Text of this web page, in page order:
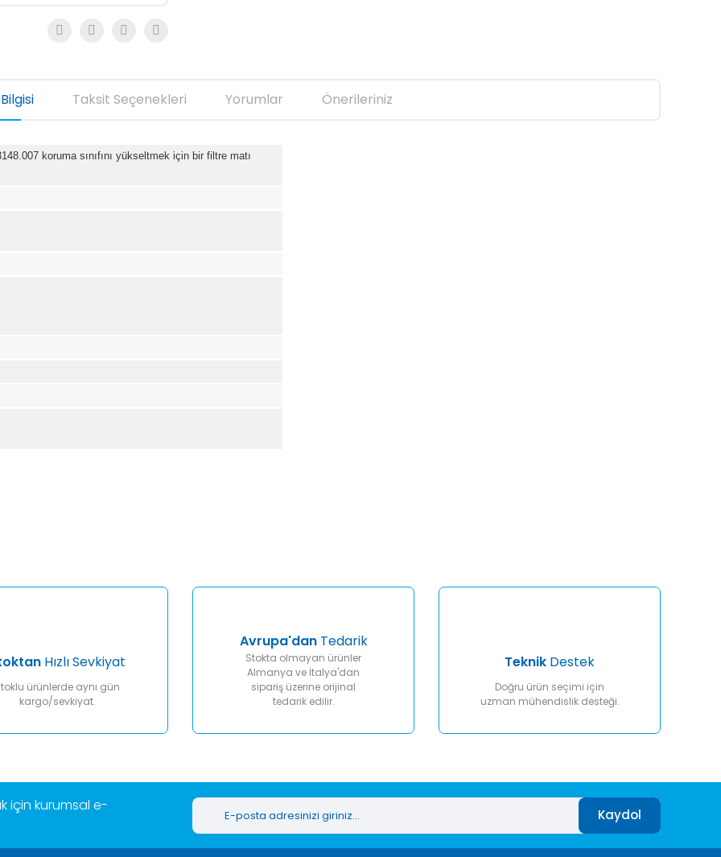
Taksit Seçenekleri Yorumlar Önerileriniz
koruma sınıfını yükseltmek için bir filtre matı
Gönder
Hızlı Sevkiyat
ürünlerde aynı gün
kargo/sevkiyat.
Avrupa'danTedarik
Stokta olmayan ürünler
Almanya ve İtalya'dan
sipariş üzerine orijinal
tedarik edilir.
Teknik Destek
Doğru ürün seçimi için
uzman mühendislik desteği.
için kurumsal e-
Kaydol